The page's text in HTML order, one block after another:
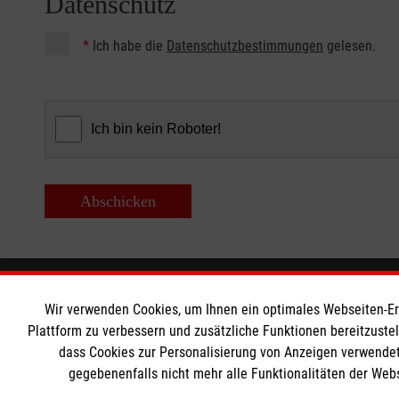
* Ich habe die Datenschutzbestimmungen gelesen.
Abschicken
Bildungszentrum Rettungsdienst
Unsere Kurse
Notfallsanitäter
Kontakt
Impressum
Wir verwenden Cookies, um Ihnen ein optimales
Plattform zu verbessern und zusätzliche Funktionen
dass Cookies zur Personalisierung von Anzeigen
gegebenenfalls nicht mehr alle Funktionalitäten der